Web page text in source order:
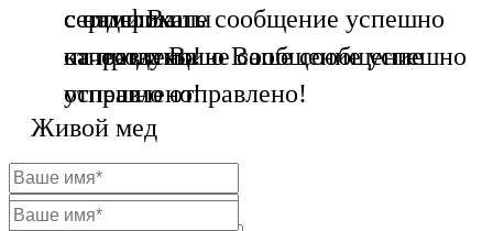
с нами Ваше сообщение успешно
отправлено!
сертификаты
на продукцию Ваше сообщение
успешно отправлено!
с отделом
качества Ваше сообщение успешно
отправлено!
Живой мед